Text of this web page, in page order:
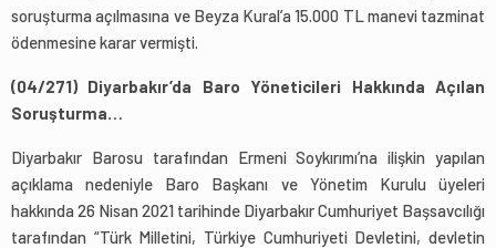
soruşturma açılmasına ve Beyza Kural’a 15.000 TL manevi tazminat
ödenmesine karar vermişti.
(04/271) Diyarbakır’da Baro Yöneticileri Hakkında Açılan
Soruşturma…
Diyarbakır Barosu tarafından Ermeni Soykırımı’na ilişkin yapılan
açıklama nedeniyle Baro Başkanı ve Yönetim Kurulu üyeleri
hakkında 26 Nisan 2021 tarihinde Diyarbakır Cumhuriyet Başsavcılığı
tarafından “Türk Milletini, Türkiye Cumhuriyeti Devletini, devletin